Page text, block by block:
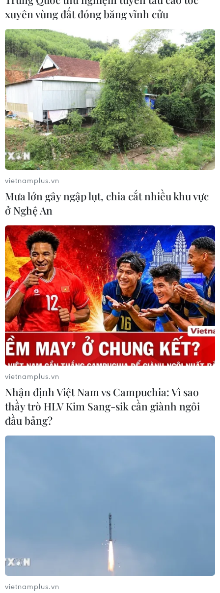
TIN CÙNG CHUYÊN MỤC
Hàn Quốc tái khẳng định mục tiêu
chung sống hòa bình với Triều Tiên
06/08/2026 15:33
Lở đất tại Philippines khiến ít nhất 4
người thiệt mạng
06/08/2026 15:06
Trung Quốc thử nghiệm tuyến tàu
cao tốc xuyên vùng đất đóng băng
Hàn Quốc xác nhận Triều Tiên
phóng ít nhất 1 tên lửa đạn đạo tầm
ngắn
xuyên vùng đất đóng băng vĩnh cửu
vietnamplus.vn
Mưa lớn gây ngập lụt, chia cắt nhiều khu vực
ở Nghệ An
vietnamplus.vn
Nhận định Việt Nam vs Campuchia: Vì sao
thầy trò HLV Kim Sang-sik cần giành ngôi
đầu bảng?
vietnamplus.vn